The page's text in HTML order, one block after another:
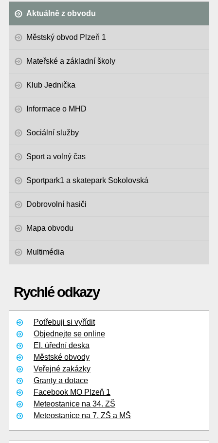
Aktuálně z obvodu
Městský obvod Plzeň 1
Mateřské a základní školy
Klub Jednička
Informace o MHD
Sociální služby
Sport a volný čas
Sportpark1 a skatepark Sokolovská
Dobrovolní hasiči
Mapa obvodu
Multimédia
Rychlé odkazy
Potřebuji si vyřídit
Objednejte se online
El. úřední deska
Městské obvody
Veřejné zakázky
Granty a dotace
Facebook MO Plzeň 1
Meteostanice na 34. ZŠ
Meteostanice na 7. ZŠ a MŠ